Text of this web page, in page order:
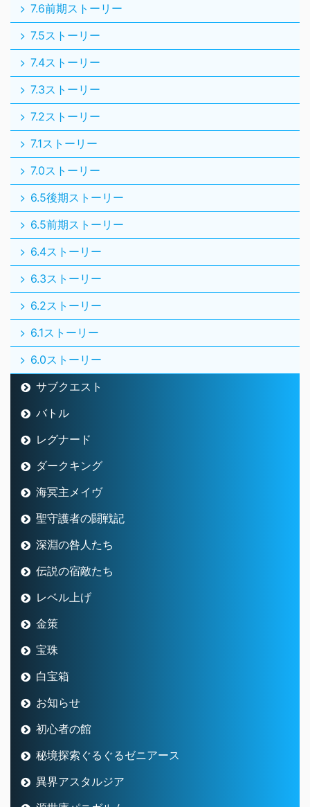
7.6前期ストーリー
7.5ストーリー
7.4ストーリー
7.3ストーリー
7.2ストーリー
7.1ストーリー
7.0ストーリー
6.5後期ストーリー
6.5前期ストーリー
6.4ストーリー
6.3ストーリー
6.2ストーリー
6.1ストーリー
6.0ストーリー
サブクエスト
バトル
レグナード
ダークキング
海冥主メイヴ
聖守護者の闘戦記
深淵の咎人たち
伝説の宿敵たち
レベル上げ
金策
宝珠
白宝箱
お知らせ
初心者の館
秘境探索ぐるぐるゼニアース
異界アスタルジア